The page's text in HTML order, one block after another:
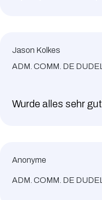
Jason Kolkes
ADM. COMM. DE
Wurde alles sehr
Anonyme
ADM. COMM. DE